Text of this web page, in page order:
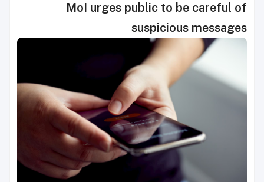
MoI urges public to be careful of
suspicious messages